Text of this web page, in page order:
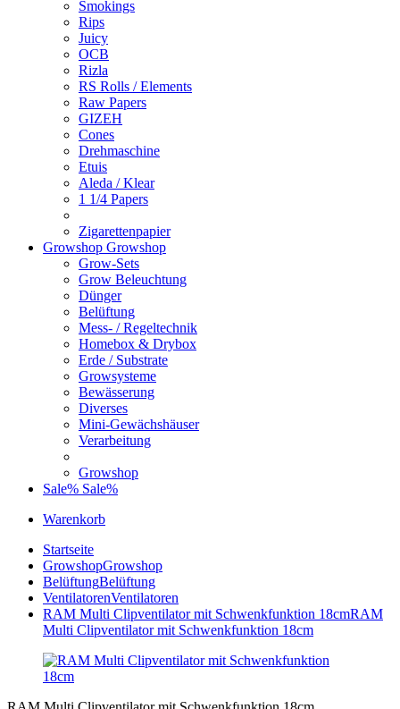
Smokings
Rips
Juicy
OCB
Rizla
RS Rolls / Elements
Raw Papers
GIZEH
Cones
Drehmaschine
Etuis
Aleda / Klear
1 1/4 Papers
Zigarettenpapier
Growshop Growshop
Grow-Sets
Grow Beleuchtung
Dünger
Belüftung
Mess- / Regeltechnik
Homebox & Drybox
Erde / Substrate
Growsysteme
Bewässerung
Diverses
Mini-Gewächshäuser
Verarbeitung
Growshop
Sale% Sale%
Warenkorb
Startseite
GrowshopGrowshop
BelüftungBelüftung
VentilatorenVentilatoren
RAM Multi Clipventilator mit Schwenkfunktion 18cmRAM
Multi Clipventilator mit Schwenkfunktion 18cm